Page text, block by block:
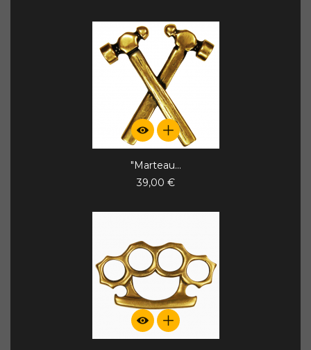
"Marteau...
39,00 €